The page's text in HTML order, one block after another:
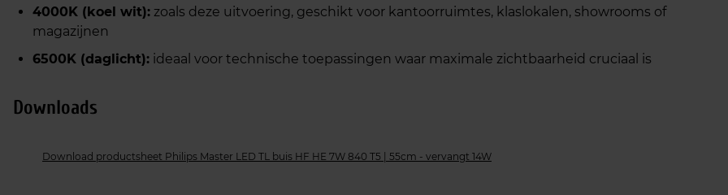
4000K (koel wit): zoals deze uitvoering, geschikt voor kantoorruimtes, klaslokalen, showrooms of
magazijnen
6500K (daglicht): ideaal voor technische toepassingen waar maximale zichtbaarheid cruciaal is
Downloads
Download productsheet Philips Master LED TL buis HF HE 7W 840 T5 | 55cm - vervangt 14W